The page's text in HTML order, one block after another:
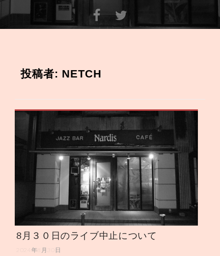
投稿者: NETCH
8月３０日のライブ中止について
2024年8月30日